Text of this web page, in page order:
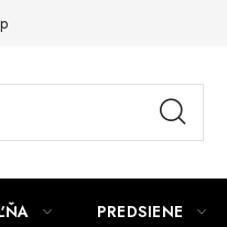
od zmluvy
PREDSIENE